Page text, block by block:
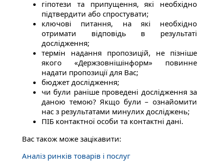
гіпотези та припущення, які необхідно
підтвердити або спростувати;
ключові питання, на які необхідно
отримати відповідь в результаті
дослідження;
термін надання пропозицій, не пізніше
якого «Держзовнішінформ» повинне
надати пропозиції для Вас;
бюджет дослідження;
чи були раніше проведені дослідження за
даною темою? Якщо були – ознайомити
нас з результатами минулих досліджень;
ПІБ контактної особи та контактні дані.
Вас також може зацікавити:
Аналіз ринків товарів і послуг